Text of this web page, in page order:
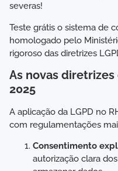
severas!
Teste grátis o sistema de
homologado pelo
rigoroso das diretrizes
As novas diretrizes
2025
A aplicação da LGPD no
com regulamentações
Consentimento
autorização clara